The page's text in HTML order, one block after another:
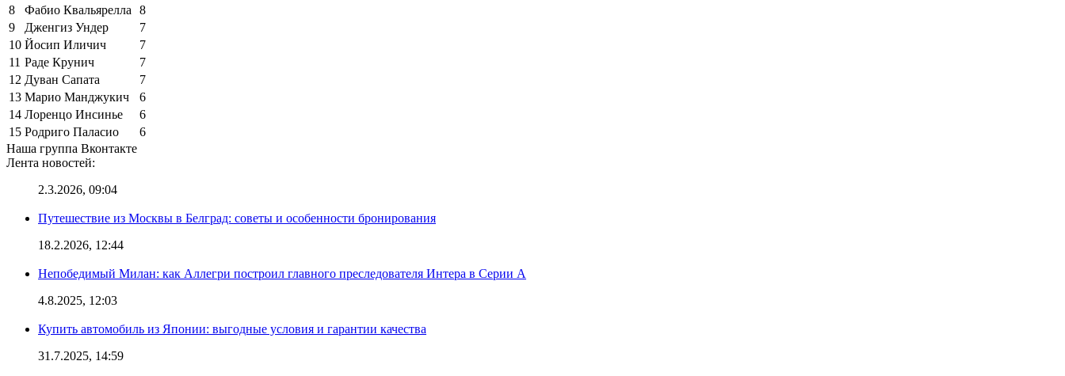
8
Фабио Квальярелла
8
9
Дженгиз Ундер
7
10 Йосип Иличич
7
11 Раде Крунич
7
12 Дуван Сапата
7
13 Марио Манджукич
6
14 Лоренцо Инсинье
6
15 Родриго Паласио
6
Наша группа Вконтакте
Лента новостей:
2.3.2026, 09:04
Путешествие из Москвы в Белград: советы и особенности бронирования
18.2.2026, 12:44
Непобедимый Милан: как Аллегри построил главного преследователя Интера в Серии А
4.8.2025, 12:03
Купить автомобиль из Японии: выгодные условия и гарантии качества
31.7.2025, 14:59